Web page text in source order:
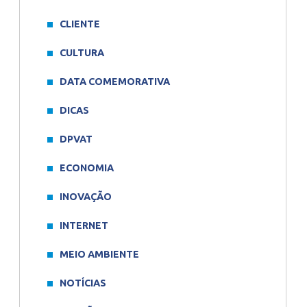
CLIENTE
CULTURA
DATA COMEMORATIVA
DICAS
DPVAT
ECONOMIA
INOVAÇÃO
INTERNET
MEIO AMBIENTE
NOTÍCIAS